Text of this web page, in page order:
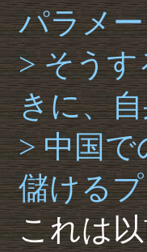
パラメ
> そう
きに、
> 中国
儲ける
これは